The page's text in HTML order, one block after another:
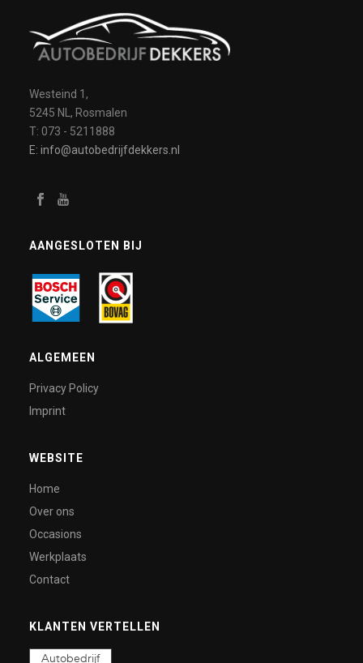
Westeind 1,
5245 NL, Rosmalen
T: 073 - 5211888
E: info@autobedrijfdekkers.nl
AANGESLOTEN BIJ
ALGEMEEN
Privacy Policy
Imprint
WEBSITE
Home
Over ons
Occasions
Werkplaats
Contact
KLANTEN VERTELLEN
Autobedrijf